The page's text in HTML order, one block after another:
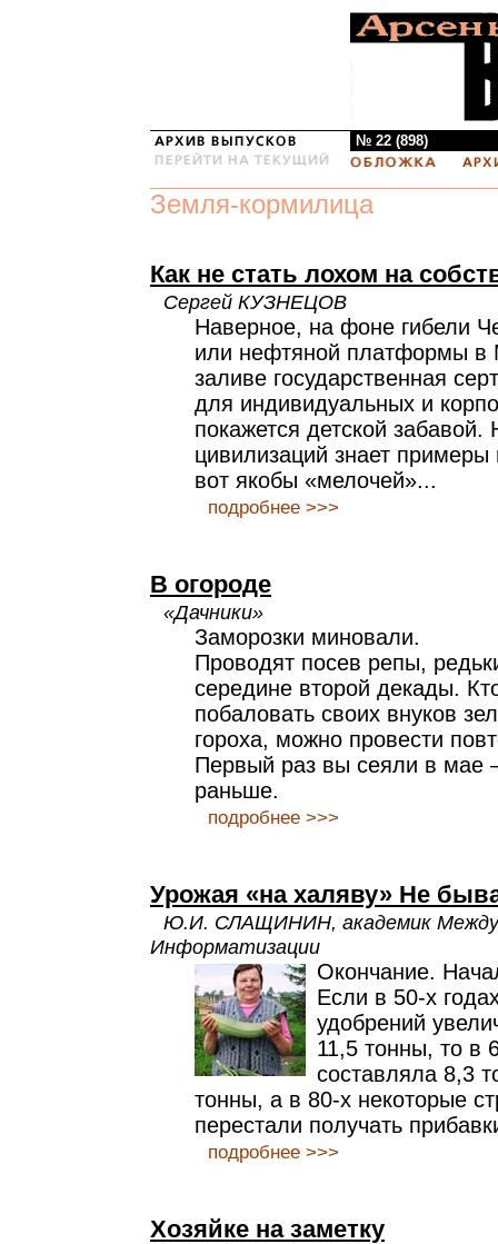
№ 22 (898)
Земля-кормилица
Как не стать лохом на
Сергей КУЗНЕЦОВ
Наверное, на фоне гибели
или нефтяной платформы в
заливе государственная
для индивидуальных и
покажется детской забавой.
цивилизаций знает примеры
вот якобы «мелочей»...
подробнее >>>
В огороде
«Дачники»
Заморозки миновали.
Проводят посев репы,
середине второй декады.
побаловать своих внуков
гороха, можно провести
Первый раз вы сеяли в мае
раньше.
подробнее >>>
Урожая «на халяву» Не
Ю.И. СЛАЩИНИН, академик
Информатизации
Окончание.
Если в 50-х
удобрений
11,5 тонны, то в
составляла 8,3
тонны, а в 80-х некоторые
перестали получать
подробнее >>>
Хозяйке на заметку